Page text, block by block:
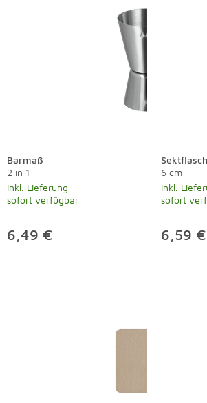
Barmaß
2 in 1
inkl. Lieferung
sofort verfügbar
6,49 €
6 cm
inkl.
sofort
6,59 €